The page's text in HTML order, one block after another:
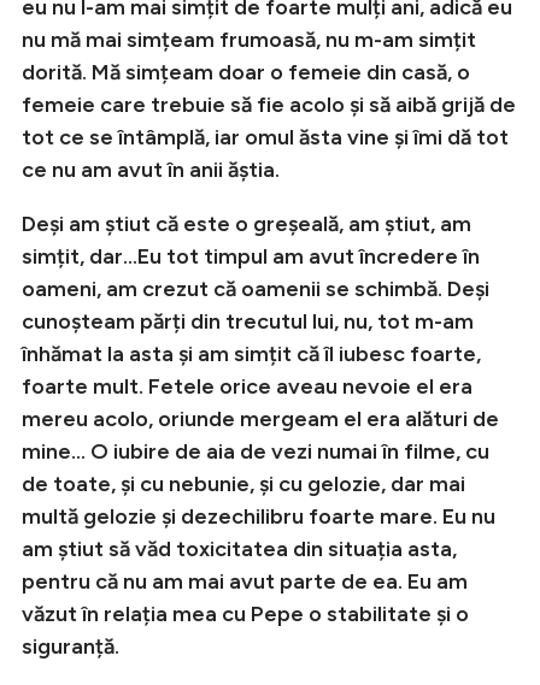
eu nu l-am mai simțit de foarte mulți ani, adică eu
nu mă mai simțeam frumoasă, nu m-am simțit
dorită. Mă simțeam doar o femeie din casă, o
femeie care trebuie să fie acolo și să aibă grijă de
tot ce se întâmplă, iar omul ăsta vine și îmi dă tot
ce nu am avut în anii ăștia.
Deși am știut că este o greșeală, am știut, am
simțit, dar…Eu tot timpul am avut încredere în
oameni, am crezut că oamenii se schimbă. Deși
cunoșteam părți din trecutul lui, nu, tot m-am
înhămat la asta și am simțit că îl iubesc foarte,
foarte mult. Fetele orice aveau nevoie el era
mereu acolo, oriunde mergeam el era alături de
mine… O iubire de aia de vezi numai în filme, cu
de toate, și cu nebunie, și cu gelozie, dar mai
multă gelozie și dezechilibru foarte mare. Eu nu
am știut să văd toxicitatea din situația asta,
pentru că nu am mai avut parte de ea. Eu am
văzut în relația mea cu Pepe o stabilitate și o
siguranță.